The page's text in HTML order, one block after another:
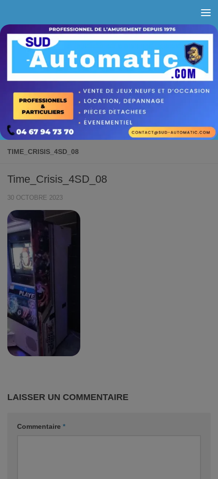
TIME_CRISIS_4SD_08
Time_Crisis_4SD_08
30 OCTOBRE 2023
LAISSER UN COMMENTAIRE
Commentaire *